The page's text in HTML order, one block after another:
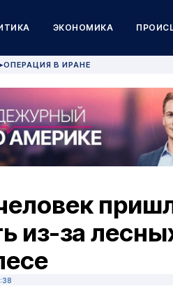
ЭКОНОМИКА
ОПЕРАЦИЯ В ИРАНЕ
из-за